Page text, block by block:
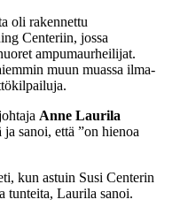
oli rakennettu
Centeriin, jossa
ampumaurheilijat.
muun muassa ilma-
Anne Laurila
sanoi, että ”on hienoa
kun astuin Susi Centerin
tunteita, Laurila sanoi.